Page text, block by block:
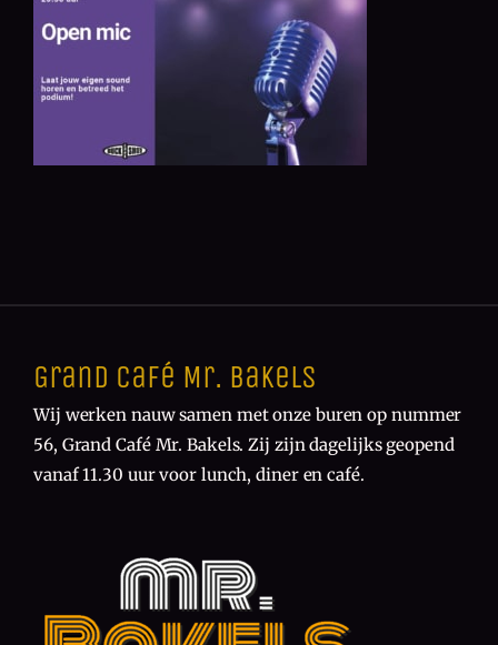
Grand Café Mr. Bakels
Wij werken nauw samen met onze buren op nummer
56, Grand Café Mr. Bakels. Zij zijn dagelijks geopend
vanaf 11.30 uur voor lunch, diner en café.